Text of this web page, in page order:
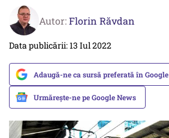
Autor:Florin Răvdan
Data publicării: 13 Iul 2022
Adaugă-ne ca sursă preferată în Google
Urmărește-ne pe Google News